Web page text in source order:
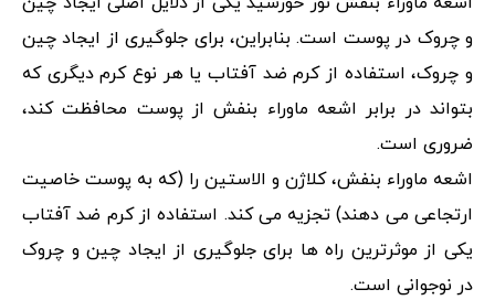
و چروک در پوست است. بنابراین، برای جلوگیری از ایجاد چین
و چروک، استفاده از کرم ضد آفتاب یا هر نوع کرم دیگری که
بتواند در برابر اشعه ماوراء بنفش از پوست محافظت کند،
ضروری است.
اشعه ماوراء بنفش، کلاژن و الاستین را (که به پوست خاصیت
ارتجاعی می دهند) تجزیه می کند. استفاده از کرم ضد آفتاب
یکی از موثرترین راه ‌ها برای جلوگیری از ایجاد چین و چروک
در نوجوانی است.